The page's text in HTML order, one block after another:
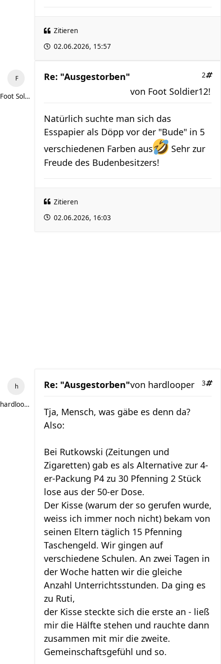
Zitieren
02.06.2026, 15:57
Foot Soldier12!
Re: "Ausgestorben" 2
von Foot Soldier12!
Natürlich suchte man sich das
Esspapier als Döpp vor der "Bude" in 5
verschiedenen Farben aus
Sehr zur
Freude des Budenbesitzers!
Zitieren
02.06.2026, 16:03
hardlooper
Re: "Ausgestorben" 3
von hardlooper
Tja, Mensch, was gäbe es denn da?
Also:
Bei Rutkowski (Zeitungen und
Zigaretten) gab es als Alternative zur 4-
er-Packung P4 zu 30 Pfenning 2 Stück
lose aus der 50-er Dose.
Der Kisse (warum der so gerufen wurde,
weiss ich immer noch nicht) bekam von
seinen Eltern täglich 15 Pfenning
Taschengeld. Wir gingen auf
verschiedene Schulen. An zwei Tagen in
der Woche hatten wir die gleiche
Anzahl Unterrichtsstunden. Da ging es
zu Ruti,
der Kisse steckte sich die erste an - ließ
mir die Hälfte stehen und rauchte dann
zusammen mit mir die zweite.
Gemeinschaftsgefühl und so.